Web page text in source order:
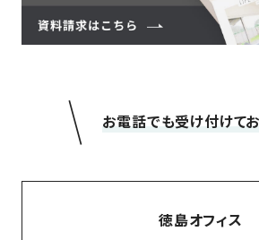
＼お電話でも受け付けて
徳島オフィス